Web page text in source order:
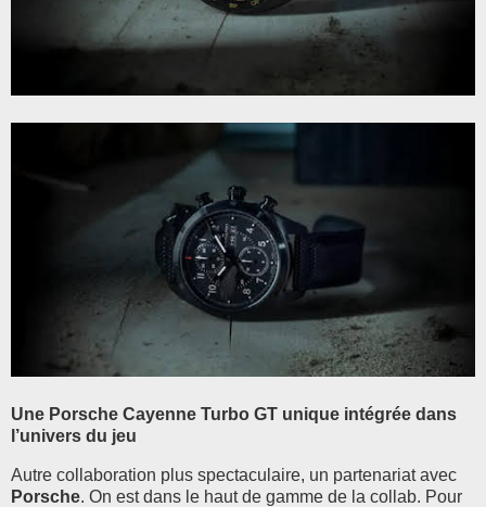
Une Porsche Cayenne Turbo GT unique intégrée dans
l’univers du jeu
Autre collaboration plus spectaculaire, un partenariat avec
Porsche. On est dans le haut de gamme de la collab. Pour